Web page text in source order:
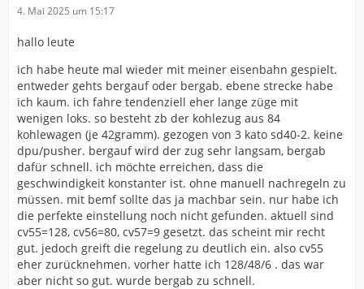
4. Mai 2025 um 15:17
hallo leute
ich habe heute mal wieder mit meiner eisenbahn gespielt.
entweder gehts bergauf oder bergab. ebene strecke habe
ich kaum. ich fahre tendenziell eher lange züge mit
wenigen loks. so besteht zb der kohlezug aus 84
kohlewagen (je 42gramm). gezogen von 3 kato sd40-2. keine
dpu/pusher. bergauf wird der zug sehr langsam, bergab
dafür schnell. ich möchte erreichen, dass die
geschwindigkeit konstanter ist. ohne manuell nachregeln zu
müssen. mit bemf sollte das ja machbar sein. nur habe ich
die perfekte einstellung noch nicht gefunden. aktuell sind
cv55=128, cv56=80, cv57=9 gesetzt. das scheint mir recht
gut. jedoch greift die regelung zu deutlich ein. also cv55
eher zurücknehmen. vorher hatte ich 128/48/6 . das war
aber nicht so gut. wurde bergab zu schnell.